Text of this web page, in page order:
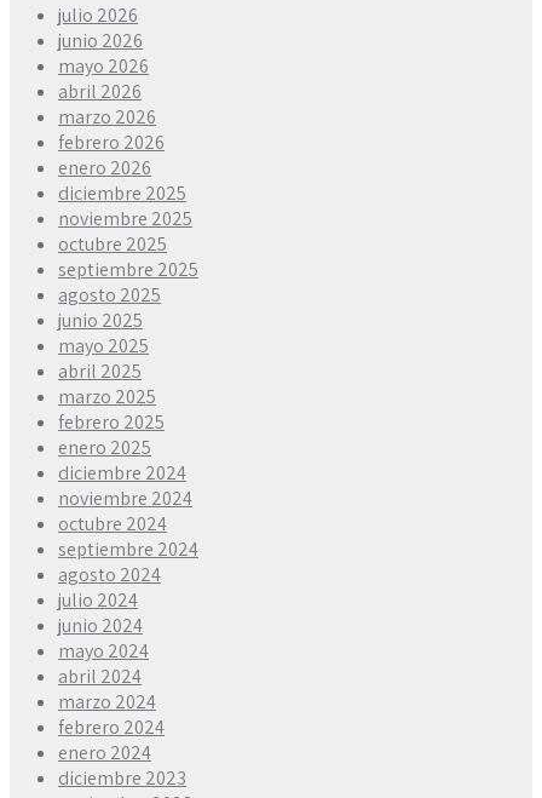
julio 2026
junio 2026
mayo 2026
abril 2026
marzo 2026
febrero 2026
enero 2026
diciembre 2025
noviembre 2025
octubre 2025
septiembre 2025
agosto 2025
junio 2025
mayo 2025
abril 2025
marzo 2025
febrero 2025
enero 2025
diciembre 2024
noviembre 2024
octubre 2024
septiembre 2024
agosto 2024
julio 2024
junio 2024
mayo 2024
abril 2024
marzo 2024
febrero 2024
enero 2024
diciembre 2023